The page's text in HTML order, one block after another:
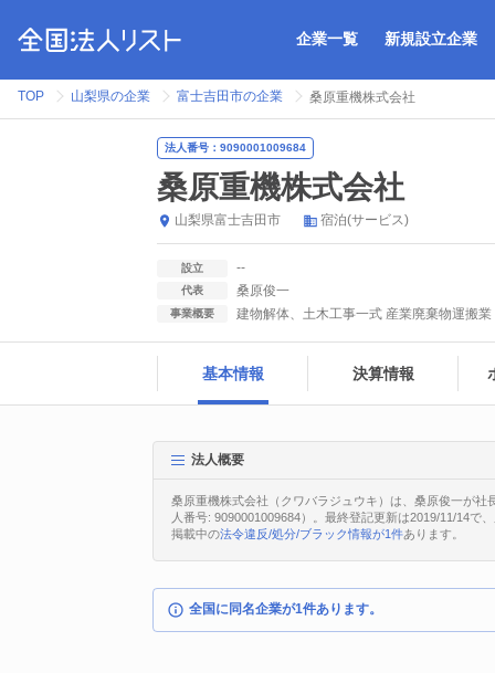
企業一覧 新規設立企業
TOP 山梨県の企業 富士吉田市の企業 桑原重機株式会社
法人番号：9090001009684
桑原重機株式会社
山梨県富士吉田市 宿泊(サービス)
設立 --
代表 桑原俊一
事業概要 建物解体、土木工事一式 産業廃棄物運搬
基本情報 決算情報
法人概要
桑原重機株式会社（クワバラジュウキ）は、桑原俊一が
人番号: 9090001009684）。最終登記更新は2019/11/14で
掲載中の法令違反/処分/ブラック情報が1件あります。
全国に同名企業が1件あります。